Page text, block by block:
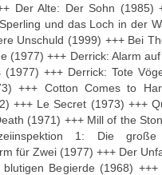
Der Alte: Der Sohn (1985)
und das Loch in der
Unschuld (1999) +++ Bei
(1977) +++ Derrick: Alarm
(1977) +++ Derrick: Tote
+++ Cotton Comes to
+++ Le Secret (1973) +++
(1971) +++ Mill of the
1: Die
für Zwei (1977) +++ Der
Begierde (1968)